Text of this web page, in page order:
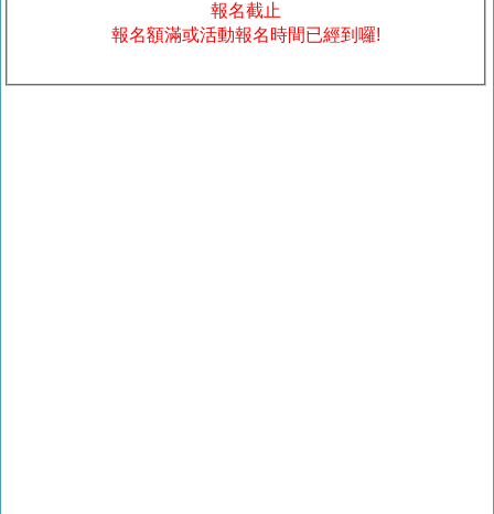
報名截止
報名額滿或活動報名時間已經到囉!